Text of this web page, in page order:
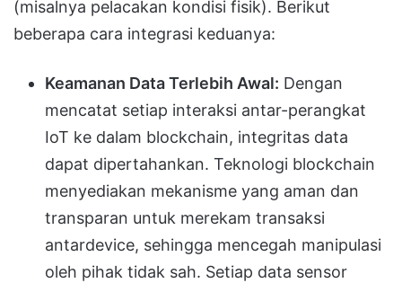
(misalnya pelacakan kondisi fisik). Berikut
beberapa cara integrasi keduanya:
Keamanan Data Terlebih Awal: Dengan
mencatat setiap interaksi antar-perangkat
IoT ke dalam blockchain, integritas data
dapat dipertahankan. Teknologi blockchain
menyediakan mekanisme yang aman dan
transparan untuk merekam transaksi
antardevice, sehingga mencegah manipulasi
oleh pihak tidak sah. Setiap data sensor